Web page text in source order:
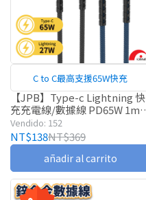
C to C最高支援65W快充
【JPB】Type-c Lightning 快
充充電線/數據線 PD65W 1m
傳輸線 PD快充
Vendido: 152
NT$138NT$369
añadir al carrito